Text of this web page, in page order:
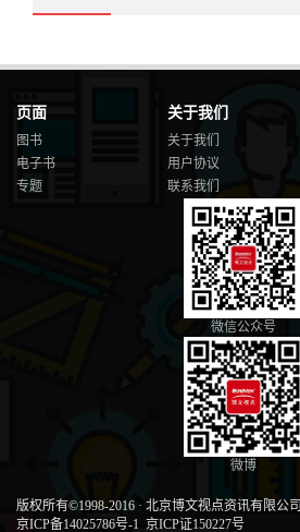
页面
图书
电子书
专题
关于我们
关于我们
用户协议
联系我们
微信公众号
微博
版权所有©1998-2016 · 北京博文视点资讯有限公司
京ICP备14025786号-1 京ICP证150227号